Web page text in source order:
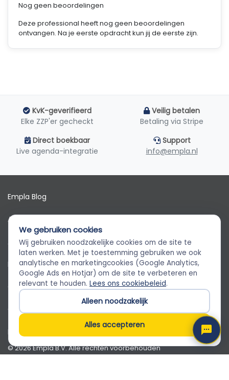
Nog geen beoordelingen
Deze professional heeft nog geen beoordelingen
ontvangen. Na je eerste opdracht kun jij de eerste zijn.
KvK-geverifieerd
Elke ZZP'er gecheckt
Veilig betalen
Betaling via Stripe
Direct boekbaar
Live agenda-integratie
Support
info@empla.nl
Empla Blog
Algemene voorwaarden
AVG
Privacybeleid
Cookiebeleid
Cookievoorkeuren
Klantenservice
© 2026 Empla B.V. Alle rechten voorbehouden
Empla Assistent
Altijd beschikbaar, stel een vraag
We gebruiken cookies
Wij gebruiken noodzakelijke cookies om de site te
laten werken. Met je toestemming gebruiken we ook
analytische en marketingcookies (Google Analytics,
Google Ads en Hotjar) om de site te verbeteren en
relevant te houden. Lees ons cookiebeleid.
Alleen noodzakelijk
Alles accepteren